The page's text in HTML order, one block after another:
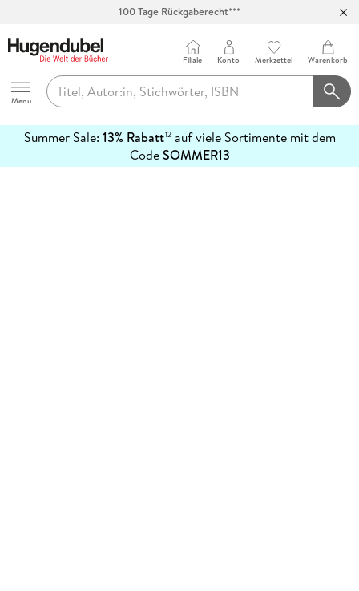
100 Tage Rückgaberecht***
Hugendubel
Menu
Filiale Konto Merkzettel Warenkorb
Summer Sale: 13% Rabatt12auf viele Sortimente mit dem
CodeSOMMER13
erfahren